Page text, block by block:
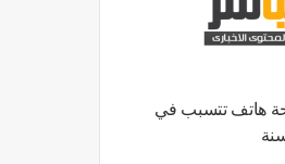
هاتف تتسبب في